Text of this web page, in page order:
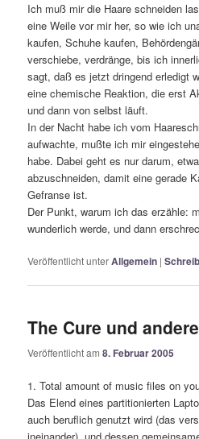
Ich muß mir die Haare schneiden
eine Weile vor mir her, so wie ich
kaufen, Schuhe kaufen,
verschiebe, verdränge, bis ich
sagt, daß es jetzt dringend erledigt
eine chemische Reaktion, die erst
und dann von selbst läuft.
In der Nacht habe ich vom
aufwachte, mußte ich mir
habe. Dabei geht es nur darum,
abzuschneiden, damit eine gerade
Gefranse ist.
Der Punkt, warum ich das erzähle:
wunderlich werde, und dann
Veröffentlicht unterAllgemein |
The Cure und
Veröffentlicht am8. Februar 2005
1. Total amount of music files on
Das Elend eines partitionierten
auch beruflich genutzt wird (das